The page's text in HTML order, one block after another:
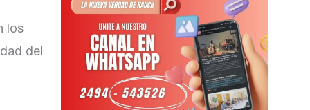
los
del